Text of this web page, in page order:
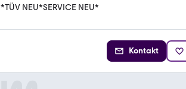
*TÜV NEU*SERVICE NEU*
Kontakt